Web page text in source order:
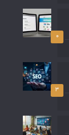
۰
۳